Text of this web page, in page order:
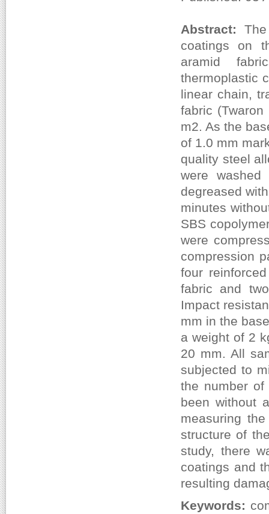
Abstract:
coatings on
aramid
thermoplastic
linear chain,
fabric
m2. As the
of 1.0 mm
quality steel
were
degreased
minutes
SBS
were
compression
four
fabric and
Impact
mm in the
a weight of 2
20 mm. All
subjected to
the number of
been without
measuring
structure of
study, there
coatings and
resulting
Keywords: